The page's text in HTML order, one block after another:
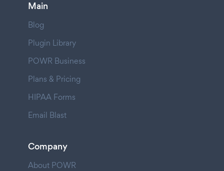
Main
Blog
Plugin Library
POWR Business
Plans & Pricing
HIPAA Forms
Email Blast
Company
About POWR